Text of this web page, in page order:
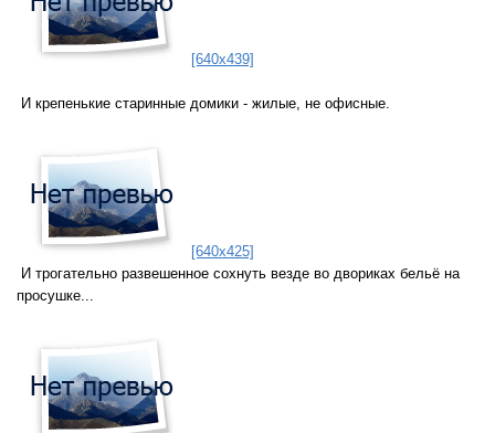
[640x439]
И крепенькие старинные домики - жилые, не офисные.
[640x425]
И трогательно развешенное сохнуть везде во двориках бельё на
просушке...